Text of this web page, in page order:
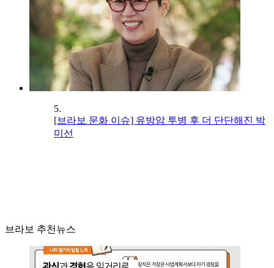
5.
[브라보 문화 이슈] 유방암 투병 후 더 단단해진 박
미선
브라보 추천뉴스